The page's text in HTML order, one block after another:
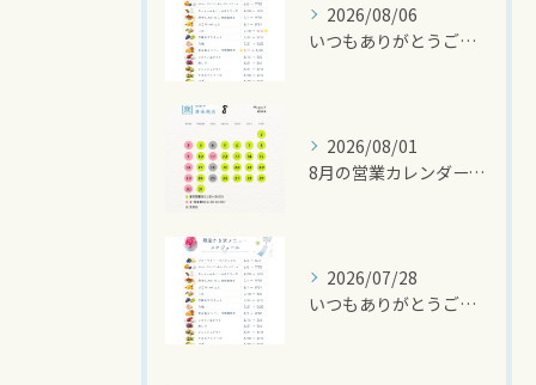
2026/08/06
いつもありがとうございます🍧
2026/08/01
8月の営業カレンダーです🌻
2026/07/28
いつもありがとうございます